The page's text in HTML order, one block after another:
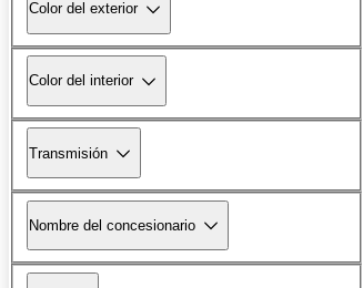
Color del exterior
Color del interior
Transmisión
Nombre del concesionario